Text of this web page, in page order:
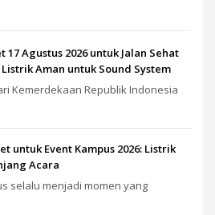
17 Agustus 2026 untuk Jalan Sehat
Aman untuk Sound System
Kemerdekaan Republik Indonesia
untuk Event Kampus 2026: Listrik
Acara
selalu menjadi momen yang